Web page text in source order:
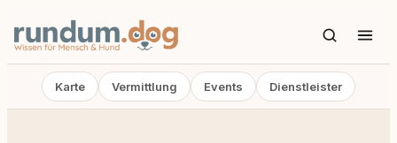
Karte Vermittlung Events Dienstleister